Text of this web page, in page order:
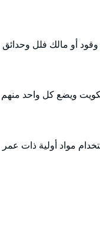
أو مالك فلل وحدائق
ويضع كل واحد منهم
مواد أولية ذات عمر